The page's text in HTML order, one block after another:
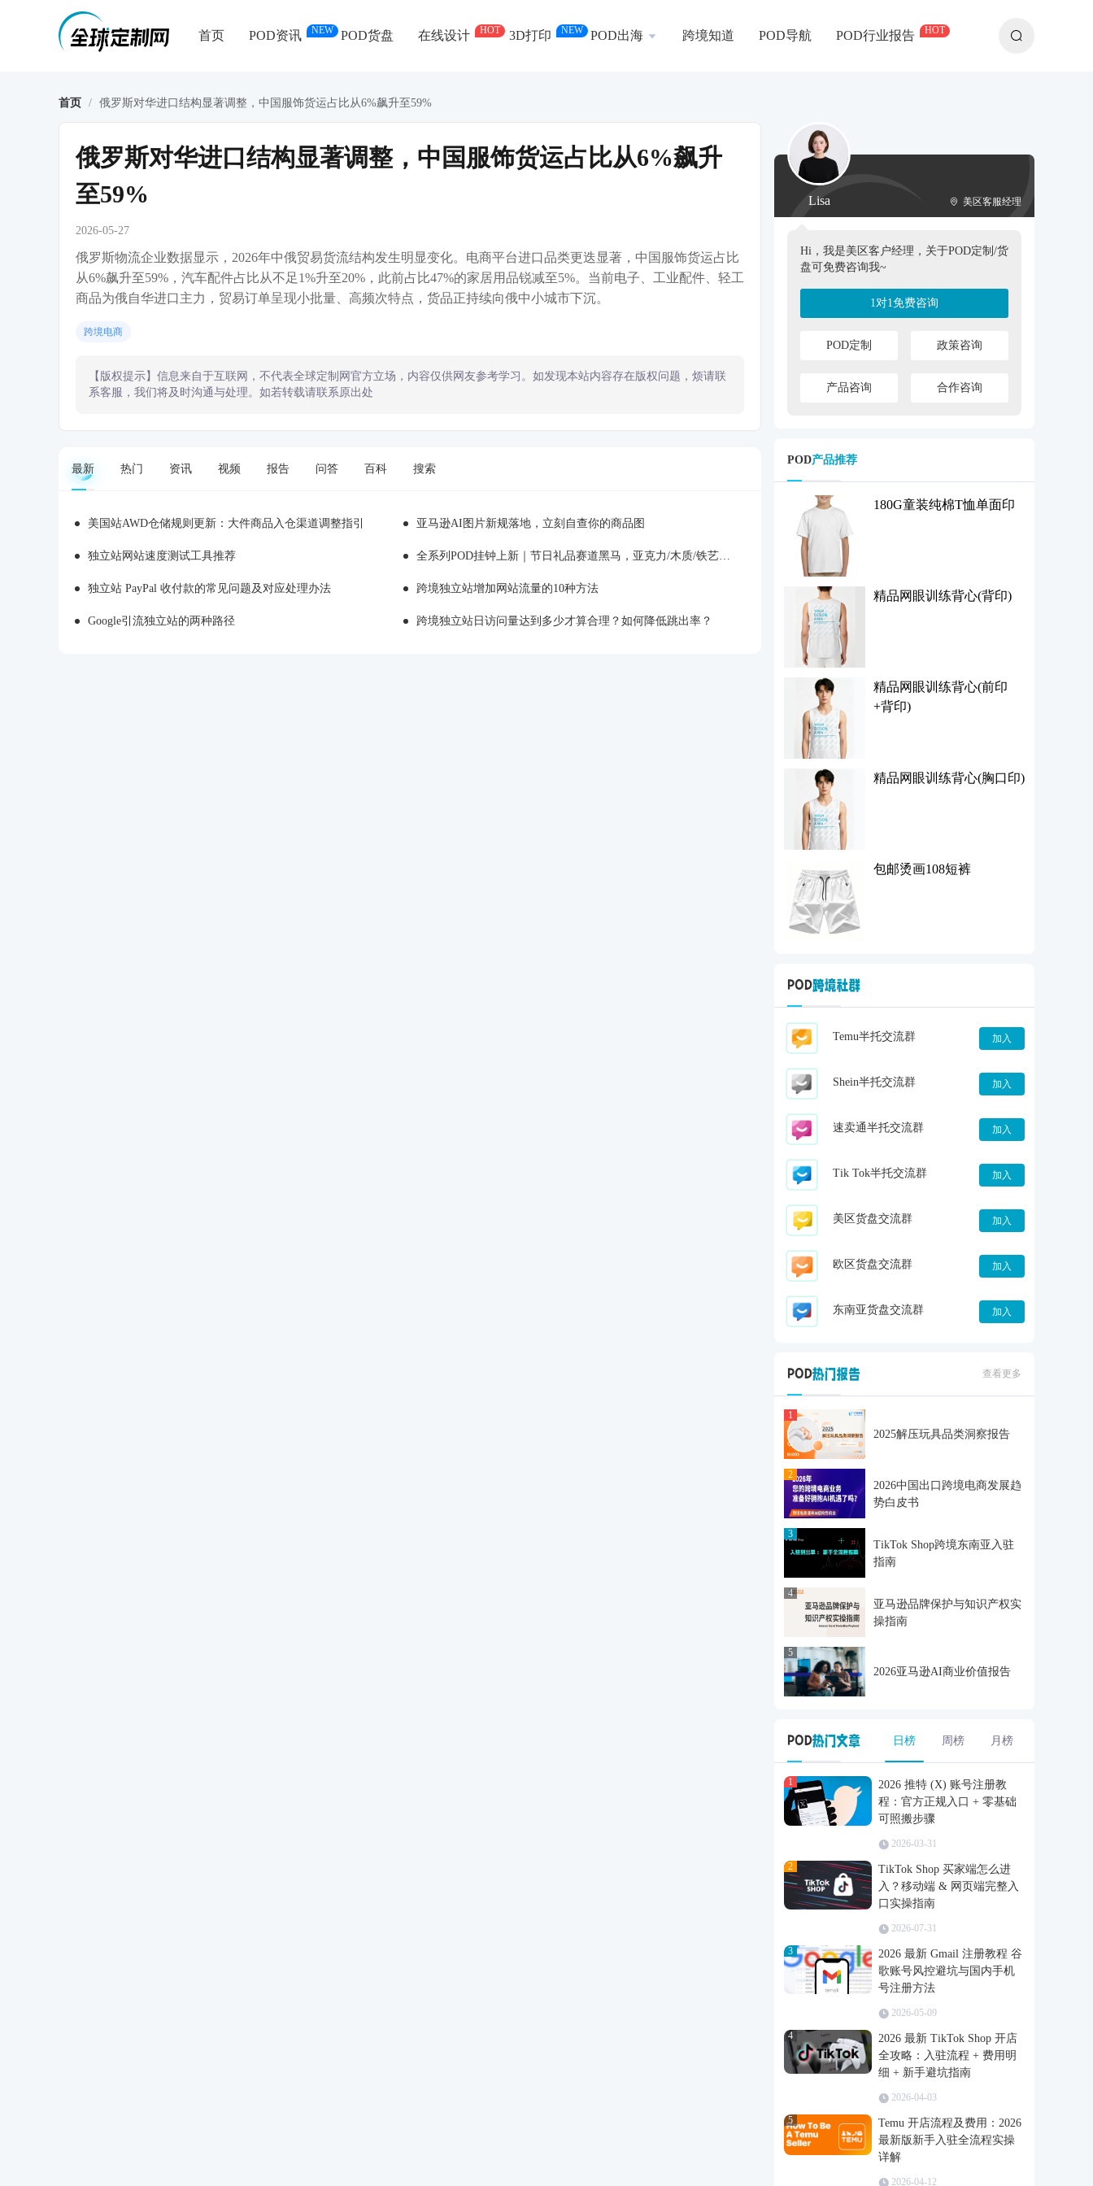
首页 POD资讯 NEW POD货盘 在线设计 HOT 3D打印 NEW POD出海 跨境知道 POD导航 POD行业报告 HOT
首页 / 俄罗斯对华进口结构显著调整，中国服饰货运占比从6%飙升至59%
俄罗斯对华进口结构显著调整，中国服饰货运占比从6%飙升
至59%
2026-05-27
俄罗斯物流企业数据显示，2026年中俄贸易货流结构发生明显变化。电商平台进口品类更迭显著，中国服饰货运占比
从6%飙升至59%，汽车配件占比从不足1%升至20%，此前占比47%的家居用品锐减至5%。当前电子、工业配件、轻工
商品为俄自华进口主力，贸易订单呈现小批量、高频次特点，货品正持续向俄中小城市下沉。
跨境电商
【版权提示】信息来自于互联网，不代表全球定制网官方立场，内容仅供网友参考学习。如发现本站内容存在版权问题，烦请联
系客服，我们将及时沟通与处理。如若转载请联系原出处
最新 热门 资讯 视频 报告 问答 百科 搜索
美国站AWD仓储规则更新：大件商品入仓渠道调整指引 亚马逊AI图片新规落地，立刻自查你的商品图
独立站网站速度测试工具推荐 全系列POD挂钟上新｜节日礼品赛道黑马，亚克力/木质/铁艺/ 玻璃挂钟选品全解析！
独立站 PayPal 收付款的常见问题及对应处理办法 跨境独立站增加网站流量的10种方法
Google引流独立站的两种路径 跨境独立站日访问量达到多少才算合理？如何降低跳出率？
Lisa 美区客服经理
Hi，我是美区客户经理，关于POD定制/货
盘可免费咨询我~
1对1免费咨询
POD定制 政策咨询
产品咨询 合作咨询
POD产品推荐
180G童装纯棉T恤单面印
精品网眼训练背心(背印)
精品网眼训练背心(前印
+背印)
精品网眼训练背心(胸口印)
包邮烫画108短裤
Temu半托交流群 加入
Shein半托交流群 加入
速卖通半托交流群 加入
Tik Tok半托交流群 加入
美区货盘交流群 加入
欧区货盘交流群 加入
东南亚货盘交流群 加入
查看更多
1
2025解压玩具品类洞察报告
2
2026中国出口跨境电商发展趋
势白皮书
3
TikTok Shop跨境东南亚入驻
指南
4
亚马逊品牌保护与知识产权实
操指南
5
2026亚马逊AI商业价值报告
日榜 周榜 月榜
1
2026 推特 (X) 账号注册教
程：官方正规入口 + 零基础
可照搬步骤
2026-03-31
2
TikTok Shop 买家端怎么进
入？移动端 & 网页端完整入
口实操指南
2026-07-31
3
2026 最新 Gmail 注册教程 谷
歌账号风控避坑与国内手机
号注册方法
2026-05-09
4
2026 最新 TikTok Shop 开店
全攻略：入驻流程 + 费用明
细 + 新手避坑指南
2026-04-03
5
Temu 开店流程及费用：2026
最新版新手入驻全流程实操
详解
2026-04-12